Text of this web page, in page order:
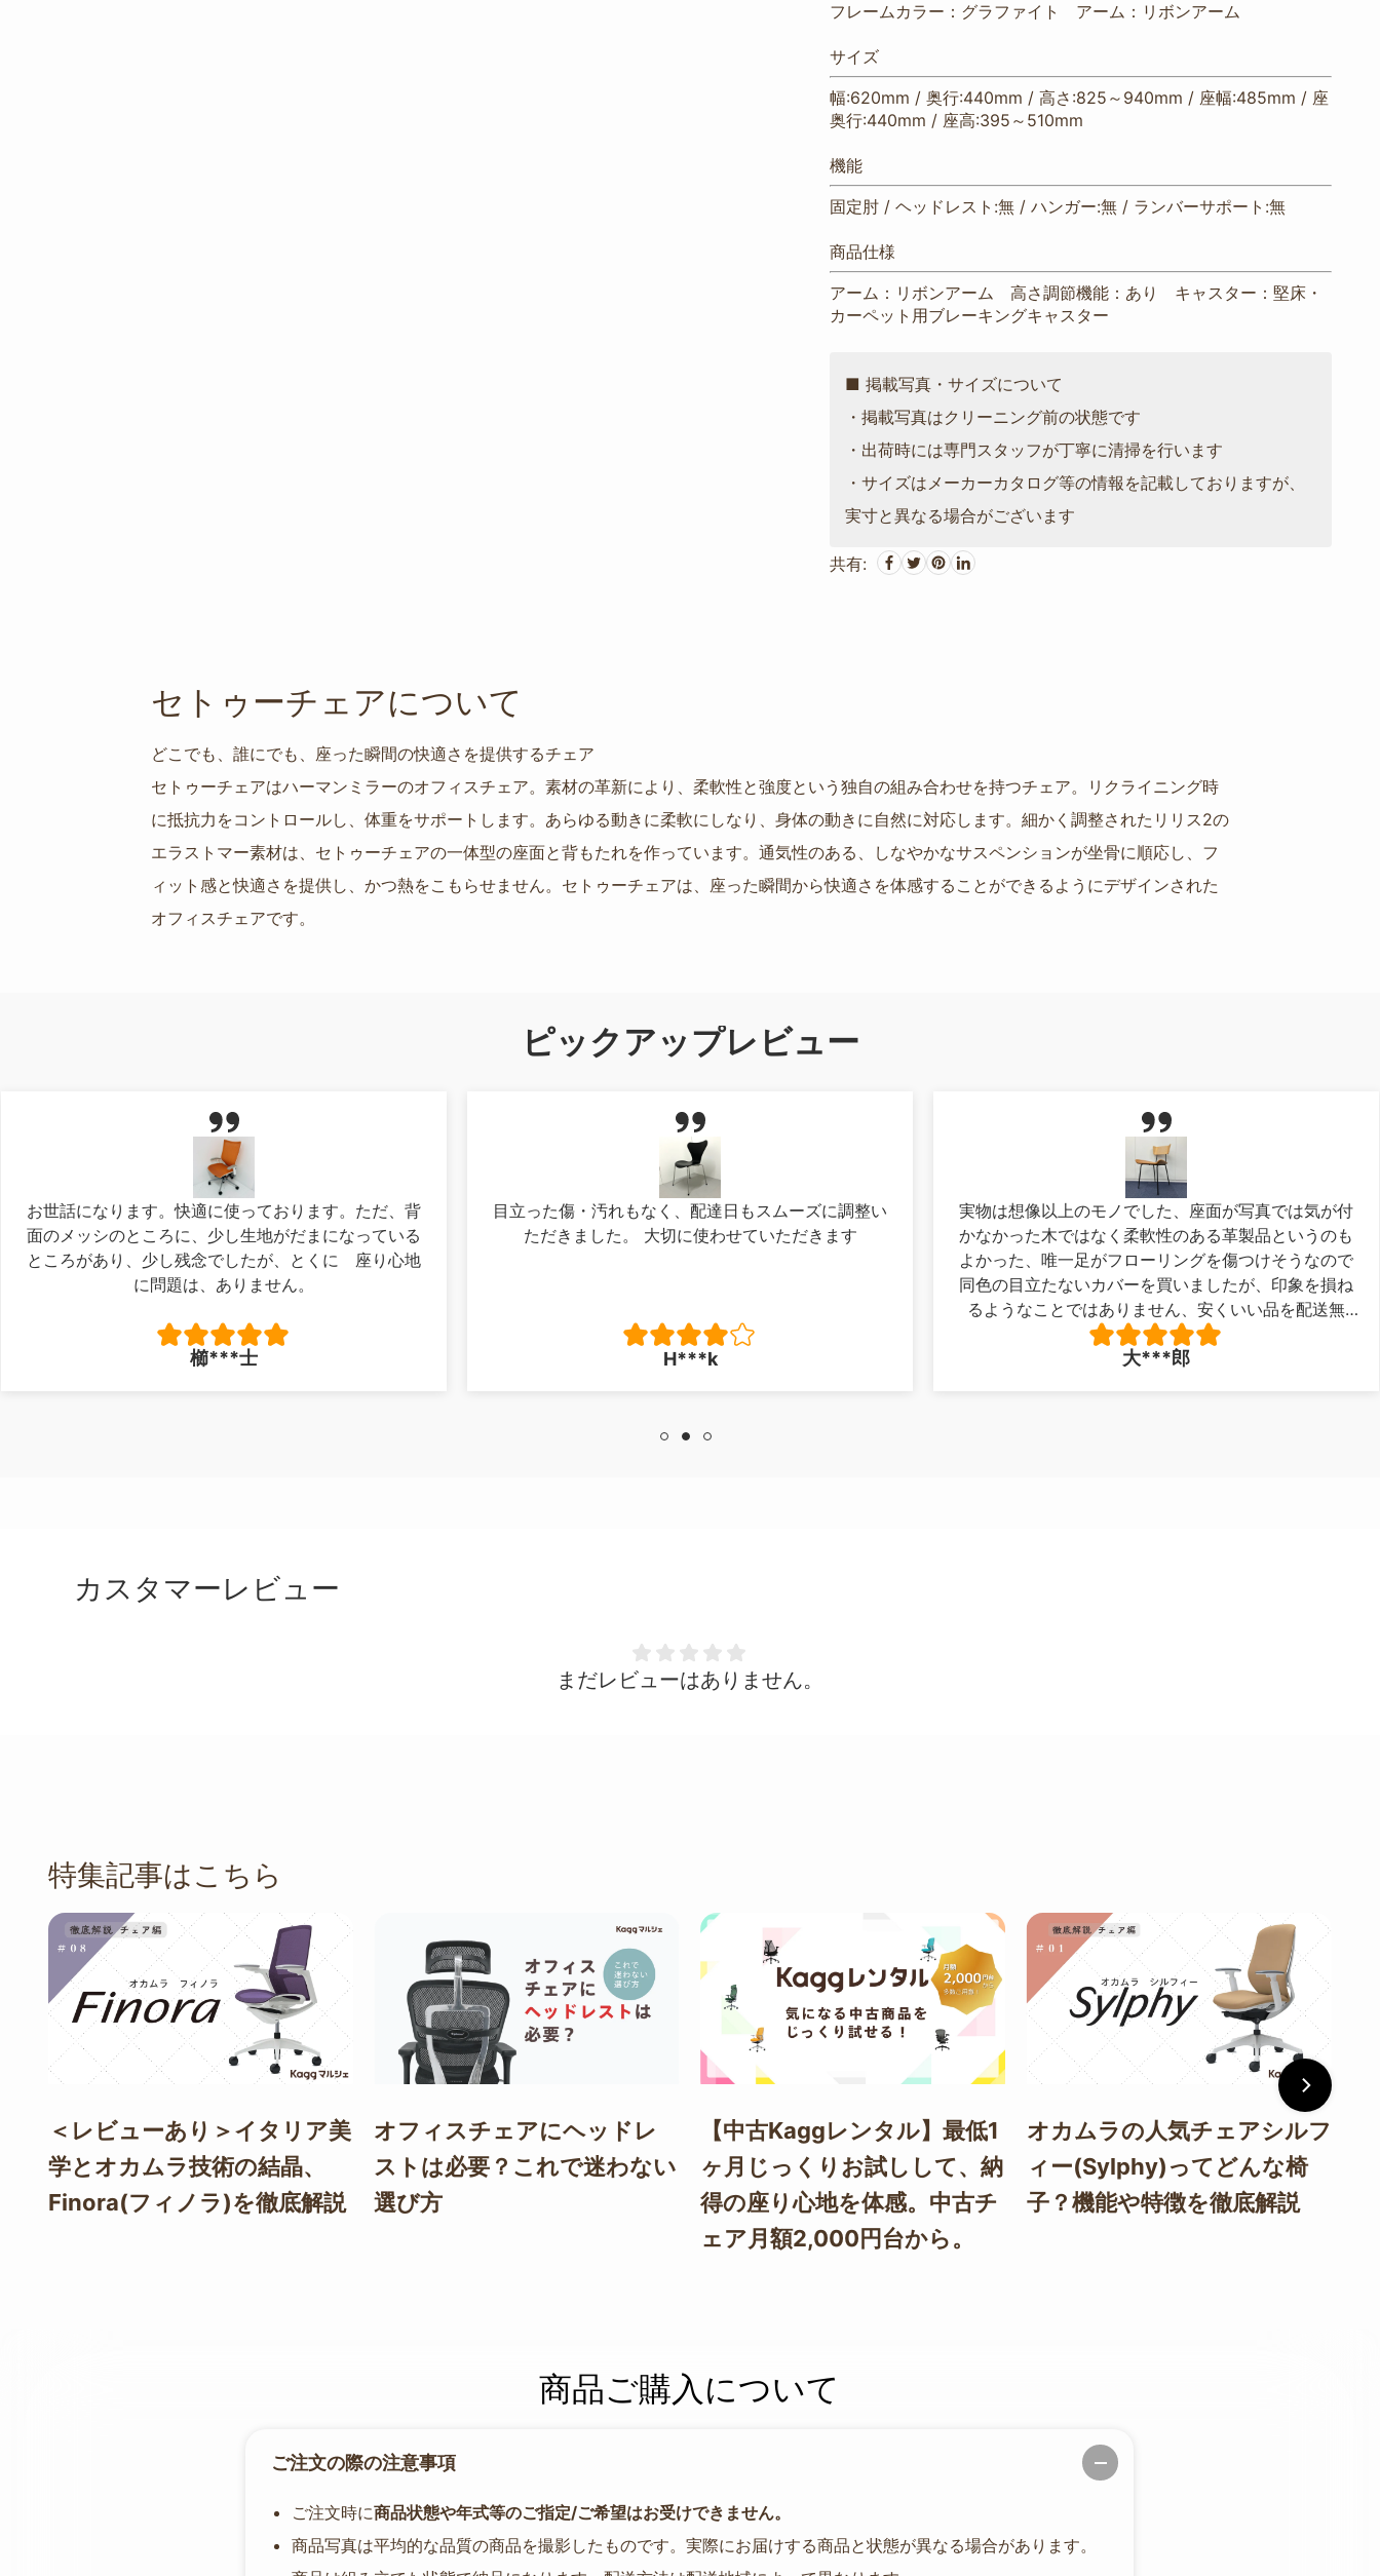
フレームカラー：グラファイト アーム：リボンアーム
サイズ
幅:620mm / 奥行:440mm / 高さ:825～940mm / 座幅:485mm / 座
奥行:440mm / 座高:395～510mm
機能
固定肘 / ヘッドレスト:無 / ハンガー:無 / ランバーサポート:無
商品仕様
アーム：リボンアーム 高さ調節機能：あり キャスター：堅床・
カーペット用ブレーキングキャスター
■ 掲載写真・サイズについて
・掲載写真はクリーニング前の状態です
・出荷時には専門スタッフが丁寧に清掃を行います
・サイズはメーカーカタログ等の情報を記載しておりますが、
実寸と異なる場合がございます
共有:
セトゥーチェアについて
どこでも、誰にでも、座った瞬間の快適さを提供するチェア
セトゥーチェアはハーマンミラーのオフィスチェア。素材の革新により、柔軟性と強度という独自の組み合わせを持つチェア。リクライニング時
に抵抗力をコントロールし、体重をサポートします。あらゆる動きに柔軟にしなり、身体の動きに自然に対応します。細かく調整されたリリス2の
エラストマー素材は、セトゥーチェアの一体型の座面と背もたれを作っています。通気性のある、しなやかなサスペンションが坐骨に順応し、フ
ィット感と快適さを提供し、かつ熱をこもらせません。セトゥーチェアは、座った瞬間から快適さを体感することができるようにデザインされた
オフィスチェアです。
ピックアップレビュー
お世話になります。快適に使っております。ただ、背
面のメッシのところに、少し生地がだまになっている
ところがあり、少し残念でしたが、とくに 座り心地
に問題は、ありません。
櫛***士
目立った傷・汚れもなく、配達日もスムーズに調整い
ただきました。 大切に使わせていただきます
H***k
実物は想像以上のモノでした、座面が写真では気が付
かなかった木ではなく柔軟性のある革製品というのも
よかった、唯一足がフローリングを傷つけそうなので
同色の目立たないカバーを買いましたが、印象を損ね
るようなことではありません、安くいい品を配送無
料！最高でした。写真が下手で申し訳ありません。
大***郎
カスタマーレビュー
まだレビューはありません。
特集記事はこちら
＜レビューあり＞イタリア美
学とオカムラ技術の結晶、
Finora(フィノラ)を徹底解説
オフィスチェアにヘッドレ
ストは必要？これで迷わない
選び方
【中古Kaggレンタル】最低1
ヶ月じっくりお試しして、納
得の座り心地を体感。中古チ
ェア月額2,000円台から。
オカムラの人気チェアシルフ
ィー(Sylphy)ってどんな椅
子？機能や特徴を徹底解説
商品ご購入について
ご注文の際の注意事項
ご注文時に商品状態や年式等のご指定/ご希望はお受けできません。
商品写真は平均的な品質の商品を撮影したものです。実際にお届けする商品と状態が異なる場合があります。